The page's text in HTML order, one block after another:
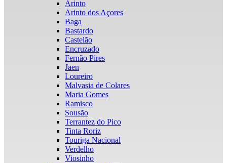
Arinto
Arinto dos Açores
Baga
Bastardo
Castelão
Encruzado
Fernão Pires
Jaen
Loureiro
Malvasia de Colares
Maria Gomes
Ramisco
Sousão
Terrantez do Pico
Tinta Roriz
Touriga Nacional
Verdelho
Viosinho